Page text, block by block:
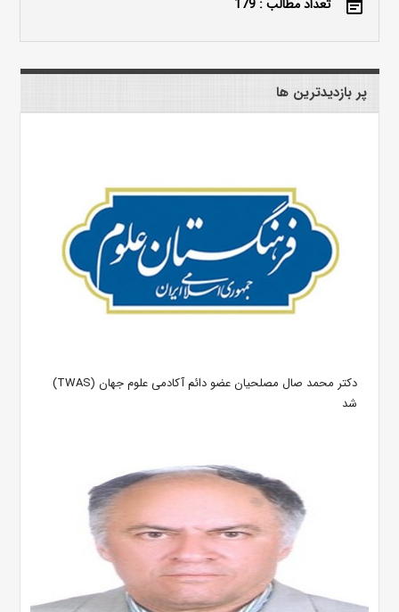
event_note تعداد مطالب : 179
پر بازدیدترین ها
دکتر محمد صال مصلحیان عضو دائم آکادمی علوم جهان (TWAS)
شد